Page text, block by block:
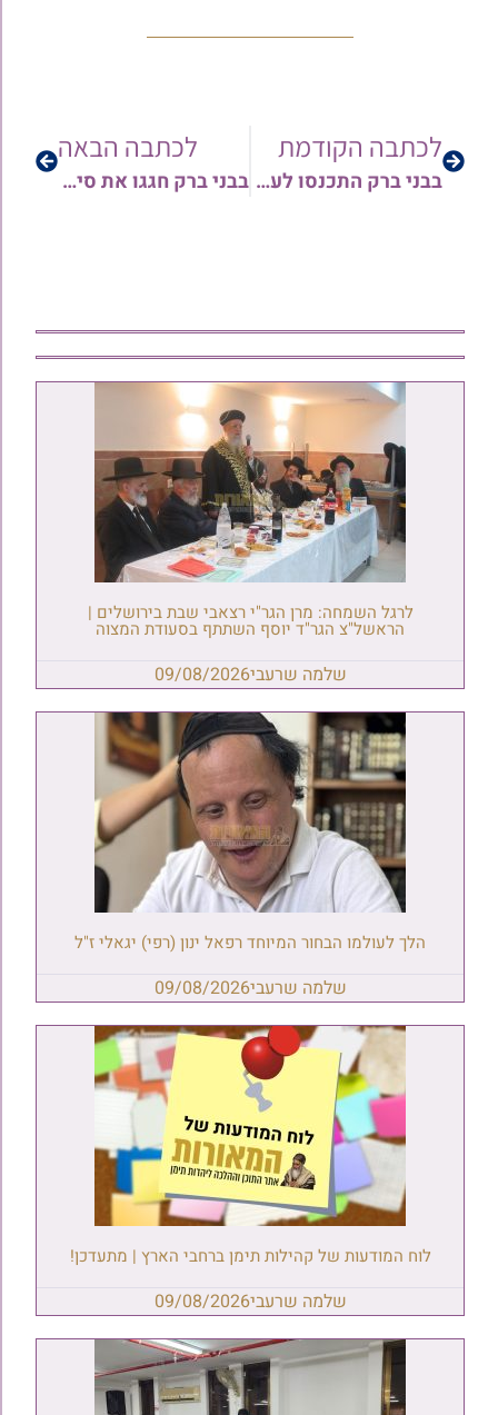
לכתבה הקודמת
בבני ברק התכנסו לערב זיכרון לזכר הגאון רבינו יוסף צובירי זצוק"ל | צפו בגלריה של הצלם נועם אליהו
לכתבה הבאה
בבני ברק חגגו את סיומי המסכתות יחד עם הוצאת הספר שו"ת 'משיב שלום' חלק שני | תיעוד
לרגל השמחה: מרן הגר"י רצאבי שבת בירושלים |
הראשל"צ הגר"ד יוסף השתתף בסעודת המצוה
שלמה שרעבי09/08/2026
הלך לעולמו הבחור המיוחד רפאל ינון (רפי) יגאלי ז"ל
שלמה שרעבי09/08/2026
לוח המודעות של קהילות תימן ברחבי הארץ | מתעדכן!
שלמה שרעבי09/08/2026